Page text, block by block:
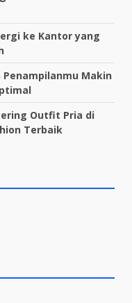
ke Kantor yang
Makin
Outfit Pria di
Terbaik